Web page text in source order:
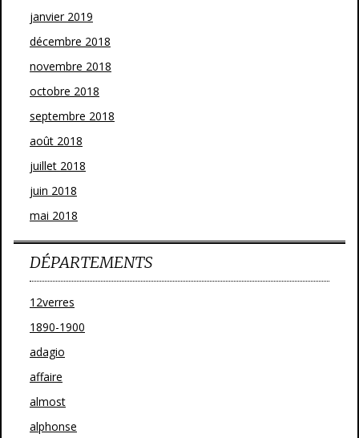
janvier 2019
décembre 2018
novembre 2018
octobre 2018
septembre 2018
août 2018
juillet 2018
juin 2018
mai 2018
DÉPARTEMENTS
12verres
1890-1900
adagio
affaire
almost
alphonse